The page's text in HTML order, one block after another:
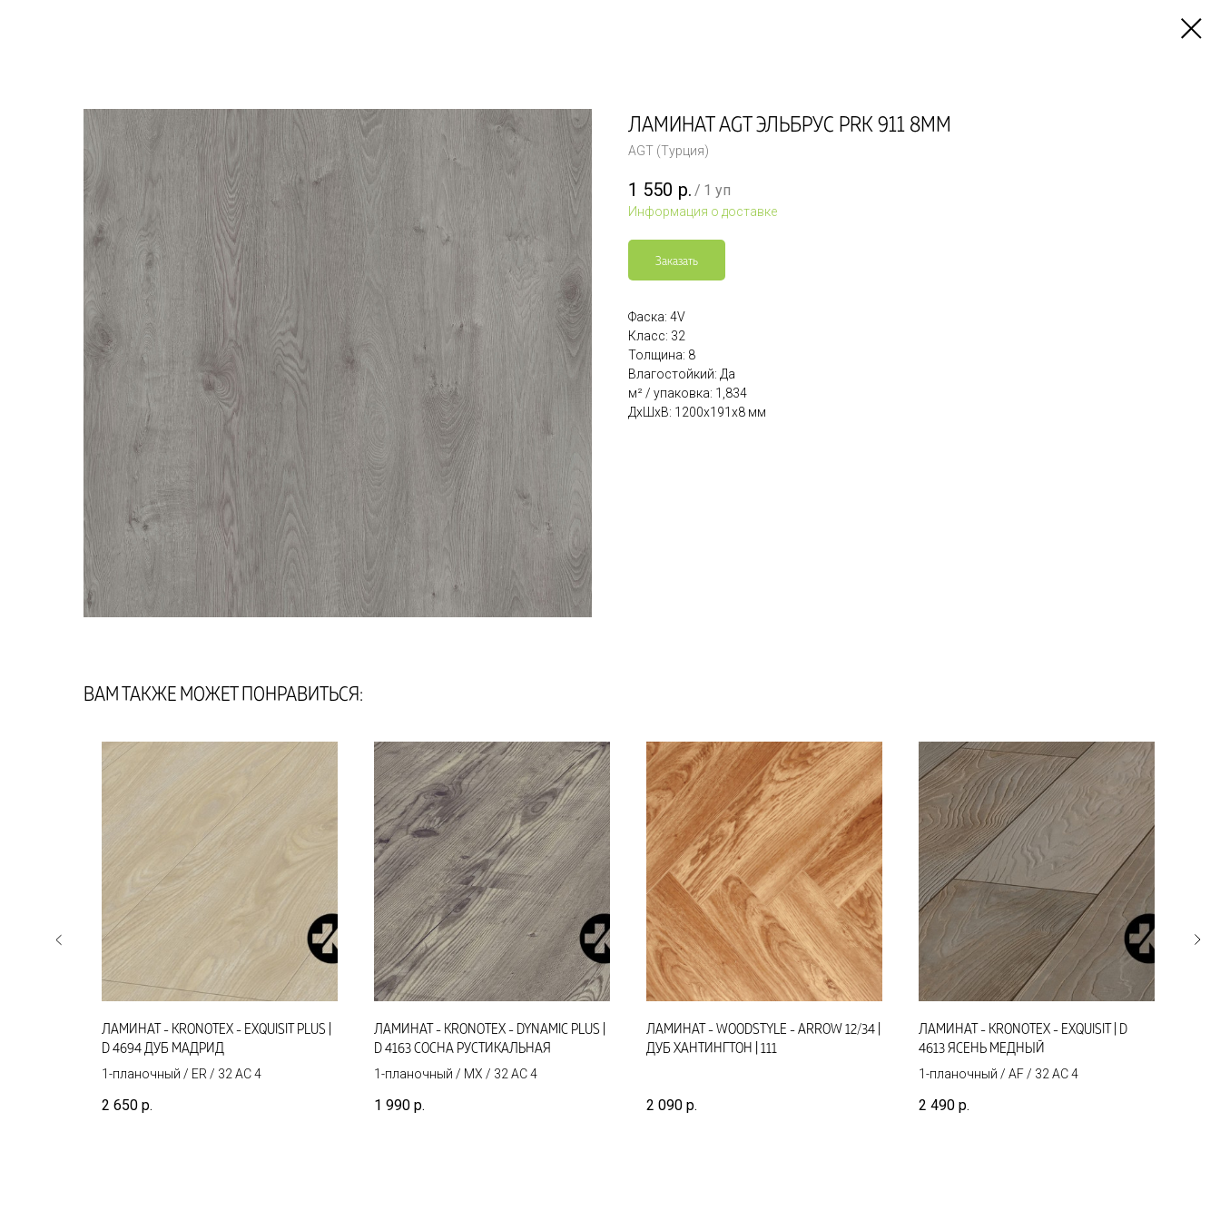
ЛАМИНАТ AGT ЭЛЬБРУС PRK 911 8ММ
AGT (Турция)
1 550 р. / 1 уп
Информация о доставке
Заказать
Фаска: 4V
Класс: 32
Толщина: 8
Влагостойкий: Да
м² / упаковка: 1,834
ДxШxВ: 1200x191x8 мм
ВАМ ТАКЖЕ МОЖЕТ ПОНРАВИТЬСЯ:
ЛАМИНАТ - KRONOTEX - EXQUISIT PLUS |
D 4694 ДУБ МАДРИД
1-планочный / ER / 32 AC 4
2 650 р.
ЛАМИНАТ - KRONOTEX - DYNAMIC PLUS |
D 4163 СОСНА РУСТИКАЛЬНАЯ
1-планочный / MX / 32 AC 4
1 990 р.
ЛАМИНАТ - WOODSTYLE - ARROW 12/34 |
ДУБ ХАНТИНГТОН | 111
2 090 р.
ЛАМИНАТ - KRONOTEX - EXQUISIT | D
4613 ЯСЕНЬ МЕДНЫЙ
1-планочный / AF / 32 AC 4
2 490 р.